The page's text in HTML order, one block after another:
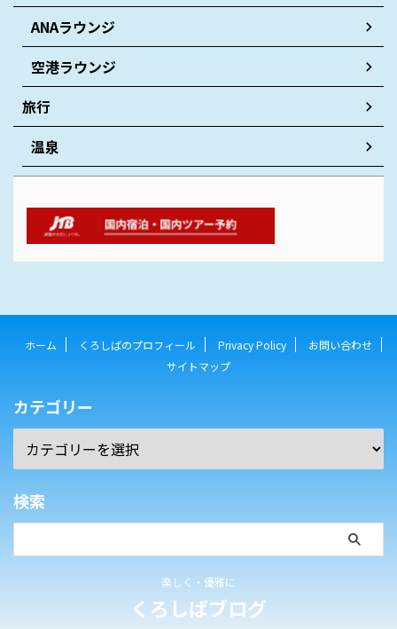
ANAラウンジ
空港ラウンジ
旅行
温泉
ホーム くろしばのプロフィール Privacy Policy
お問い合わせ
サイトマップ
カテゴリー
検索
楽しく・優雅に
くろしばブログ